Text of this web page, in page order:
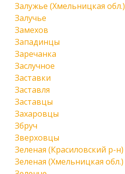
Залужье (Хмельницкая обл.)
Залучье
Замехов
Западинцы
Заречанка
Заслучное
Заставки
Заставля
Заставцы
Захаровцы
Збруч
Зверховцы
Зеленая (Красиловский р-н)
Зеленая (Хмельницкая обл.)